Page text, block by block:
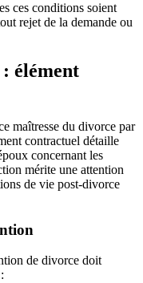
ces conditions soient
rejet de la demande ou
élément
maîtresse du divorce par
contractuel détaille
concernant les
mérite une attention
de vie post-divorce
de divorce doit